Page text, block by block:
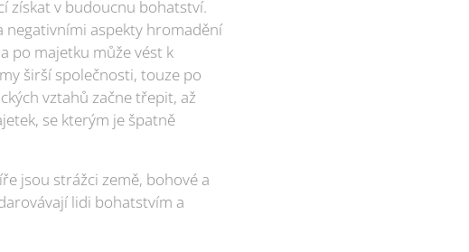
získat v budoucnu bohatství.
negativními aspekty hromadění
po majetku může vést k
širší společnosti, touze po
vztahů začne třepit, až
se kterým je špatně
jsou strážci země, bohové a
lidi bohatstvím a